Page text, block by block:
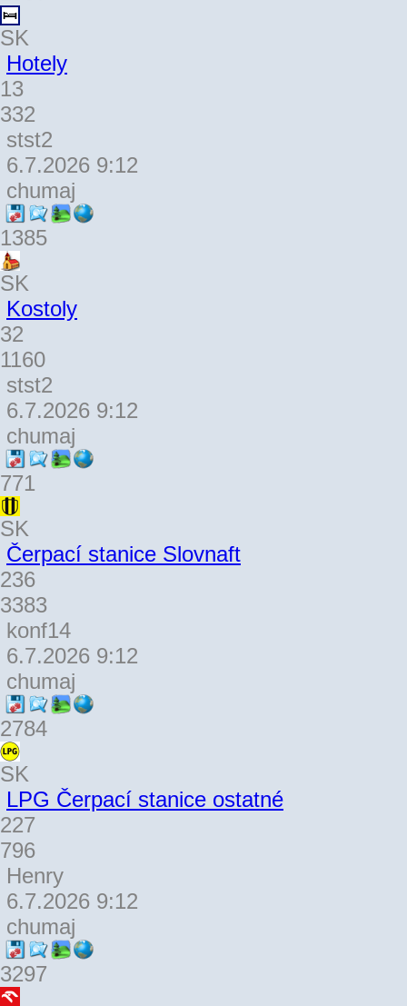
SK
Hotely
13
332
stst2
6.7.2026 9:12
chumaj
1385
SK
Kostoly
32
1160
stst2
6.7.2026 9:12
chumaj
771
SK
Čerpací stanice Slovnaft
236
3383
konf14
6.7.2026 9:12
chumaj
2784
SK
LPG Čerpací stanice ostatné
227
796
Henry
6.7.2026 9:12
chumaj
3297